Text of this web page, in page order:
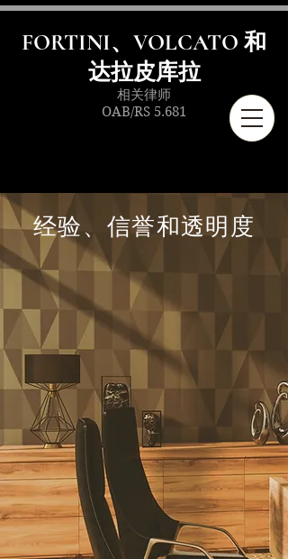
FORTINI、VOLCATO 和
达拉皮库拉
相关律师
OAB/RS 5.681
经验、信誉和透明度